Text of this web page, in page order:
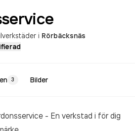
i Rörbäcksnäs
3 Bilder
- En verkstad i för dig